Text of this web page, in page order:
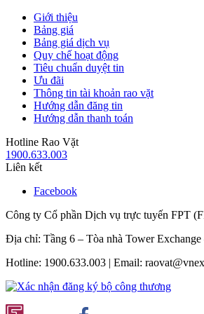
Giới thiệu
Bảng giá
Bảng giá dịch vụ
Quy chế hoạt động
Tiêu chuẩn duyệt tin
Ưu đãi
Thông tin tài khoản rao vặt
Hướng dẫn đăng tin
Hướng dẫn thanh toán
Hotline Rao Vặt
1900.633.003
Liên kết
Facebook
Công ty Cổ phần Dịch vụ trực tuyến FPT
Địa chỉ: Tầng 6 – Tòa nhà Tower
Hotline: 1900.633.003 | Email: